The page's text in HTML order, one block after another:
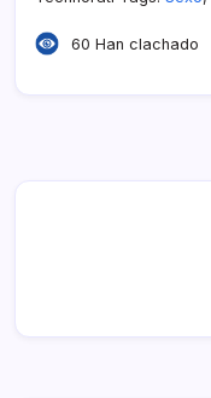
60 Han clachado